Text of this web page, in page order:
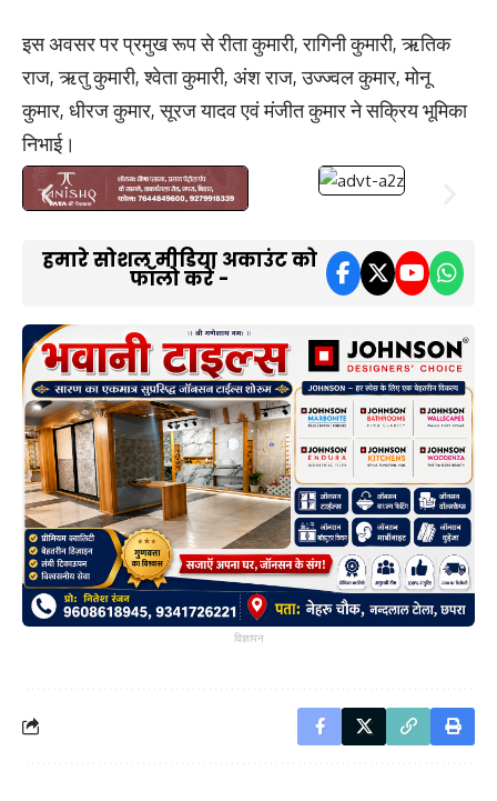
इस अवसर पर प्रमुख रूप से रीता कुमारी, रागिनी कुमारी, ऋतिक
राज, ऋतु कुमारी, श्वेता कुमारी, अंश राज, उज्ज्वल कुमार, मोनू
कुमार, धीरज कुमार, सूरज यादव एवं मंजीत कुमार ने सक्रिय भूमिका
निभाई।
हमारे सोशल मीडिया अकाउंट को
फॉलो करें -
विज्ञापन